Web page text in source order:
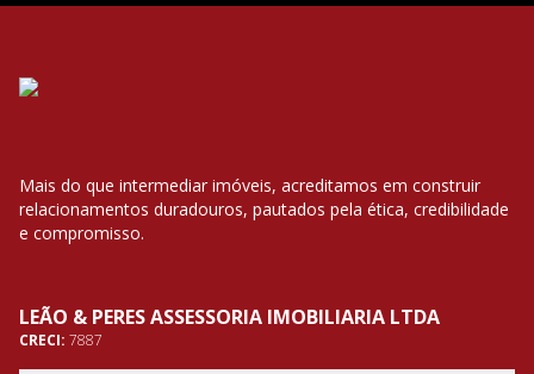
Mais do que intermediar imóveis, acreditamos em construir
relacionamentos duradouros, pautados pela ética, credibilidade
e compromisso.
LEÃO & PERES ASSESSORIA IMOBILIARIA LTDA
CRECI: 7887